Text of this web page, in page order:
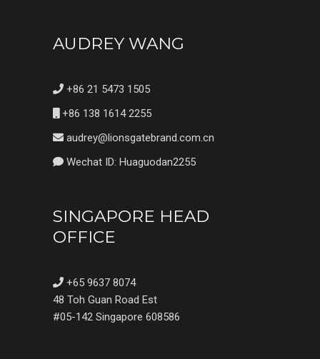
AUDREY WANG
+86 21 5473 1505
+86 138 1614 2255
audrey@lionsgatebrand.com.cn
Wechat ID: Huaguodan2255
SINGAPORE HEAD
OFFICE
+65 9637 8074
48 Toh Guan Road Est
#05-142 Singapore 608586